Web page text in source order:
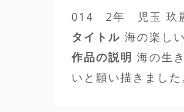
014 2年 児玉 玖
タイトル 海の楽し
作品の説明 海の生
いと願い描きました